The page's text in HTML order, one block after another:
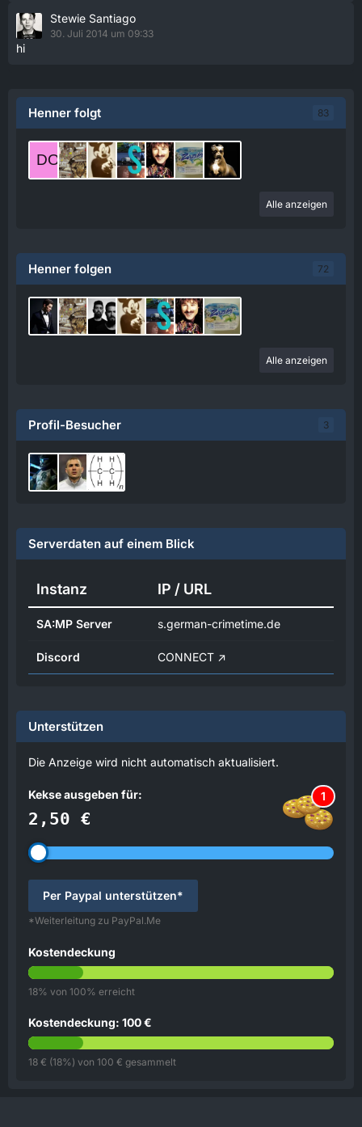
Stewie Santiago
30. Juli 2014 um 09:33
hi
Henner folgt 83
Alle anzeigen
Henner folgen 72
Alle anzeigen
Profil-Besucher 3
Serverdaten auf einem Blick
Instanz IP / URL
SA:MP Server s.german-crimetime.de
Discord CONNECT
Unterstützen
Die Anzeige wird nicht automatisch aktualisiert.
Kekse ausgeben für:
2,50 €
1
Per Paypal unterstützen*
*Weiterleitung zu PayPal.Me
Kostendeckung
18% von 100% erreicht
Kostendeckung: 100 €
18 € (18%) von 100 € gesammelt